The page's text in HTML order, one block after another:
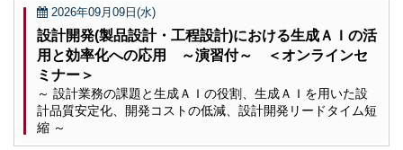
2026年09月09日(水)
設計開発(製品設計・工程設計)における生成ＡＩの活
用と効率化への応用 ～演習付～ ＜オンラインセ
ミナー＞
～ 設計業務の課題と生成ＡＩの役割、生成ＡＩを用いた設
計品質安定化、開発コストの低減、設計開発リードタイム短
縮 ～